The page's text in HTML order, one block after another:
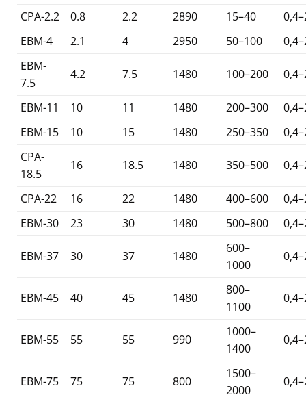
CPA-2.2 0.8 2.2 2890 15–40
EBM-4
2.1 4 2950 50–100
EBM-
7.5
4.2 7.5 1480 100–200
EBM-11 10 11 1480 200–300
EBM-15
10 15 1480 250–350
CPA-
18.5
16 18.5 1480 350–500
CPA-22 16 22 1480 400–600
EBM-30
23 30 1480 500–800
EBM-37 30 37 1480
600–
1000
EBM-45 40 45 1480
800–
1100
EBM-55 55 55 990
1000–
1400
EBM-75 75 75 800
1500–
2000